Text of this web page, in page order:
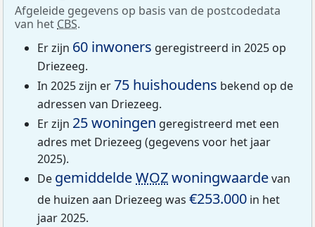
Afgeleide gegevens op basis van de postcodedata
van het CBS.
Er zijn 60 inwoners geregistreerd in 2025 op
Driezeeg.
In 2025 zijn er75 huishoudens bekend op de
adressen van Driezeeg.
Er zijn 25 woningen geregistreerd met een
adres met Driezeeg (gegevens voor het jaar
2025).
De gemiddeldeWOZwoningwaardevan
de huizen aan Driezeeg was €253.000 in het
jaar 2025.